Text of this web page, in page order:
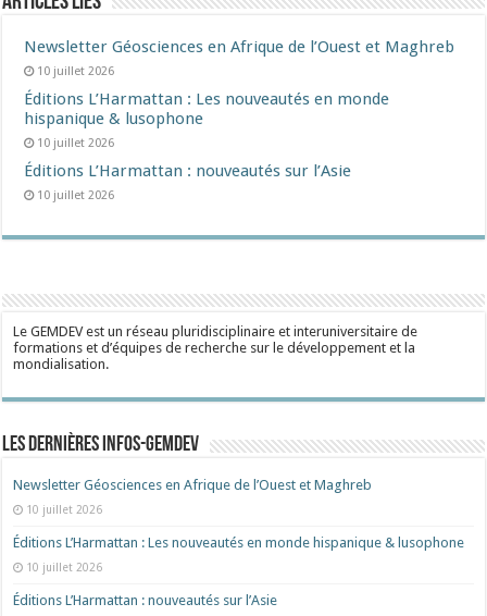
Newsletter Géosciences en Afrique de l’Ouest et Maghreb
10 juillet 2026
Éditions L’Harmattan : Les nouveautés en monde
hispanique & lusophone
10 juillet 2026
Éditions L’Harmattan : nouveautés sur l’Asie
10 juillet 2026
Le GEMDEV est un réseau pluridisciplinaire et interuniversitaire de
formations et d’équipes de recherche sur le développement et la
mondialisation.
Les dernières Infos-Gemdev
Newsletter Géosciences en Afrique de l’Ouest et Maghreb
10 juillet 2026
Éditions L’Harmattan : Les nouveautés en monde hispanique & lusophone
10 juillet 2026
Éditions L’Harmattan : nouveautés sur l’Asie